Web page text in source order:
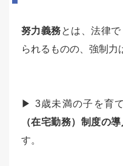
努力義務とは、法律
られるものの、強制力
▶ 3歳未満の子を育
（在宅勤務）制度の
す。